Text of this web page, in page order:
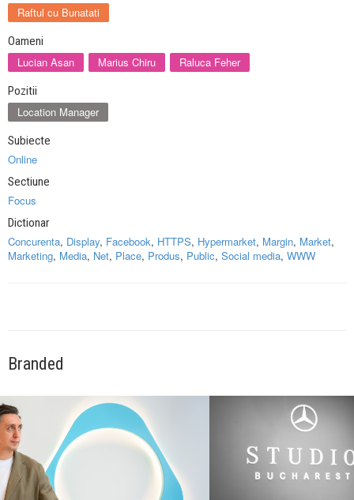
Raftul cu Bunatati
Oameni
Lucian Asan Marius Chiru Raluca Feher
Pozitii
Location Manager
Subiecte
Online
Sectiune
Focus
Dictionar
Concurenta, Display, Facebook, HTTPS, Hypermarket, Margin, Market,
Marketing, Media, Net, Place, Produs, Public, Social media, WWW
Branded